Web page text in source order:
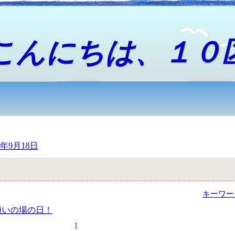
んにちは、１０
9月18日
キーワ
の場の日！
1